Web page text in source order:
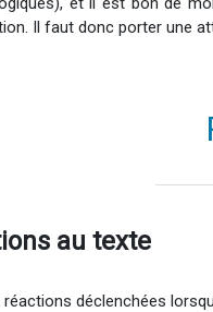
Il faut donc porter une
au texte
déclenchées